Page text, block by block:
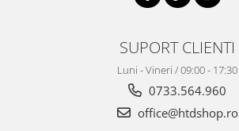
SUPORT CLIENTI
Luni - Vineri / 09:00 - 17:30
0733.564.960
office@htdshop.ro